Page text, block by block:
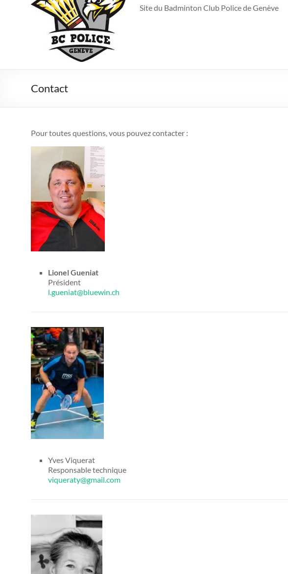
Site du Badminton Club Police de Genève
Contact
Pour toutes questions, vous pouvez contacter :
Lionel Gueniat
Président
l.gueniat@bluewin.ch
Yves Viquerat
Responsable technique
viqueraty@gmail.com